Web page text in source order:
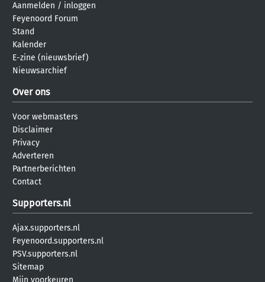
Aanmelden / inloggen
Feyenoord Forum
Stand
Kalender
E-zine (nieuwsbrief)
Nieuwsarchief
Over ons
Voor webmasters
Disclaimer
Privacy
Adverteren
Partnerberichten
Contact
Supporters.nl
Ajax.supporters.nl
Feyenoord.supporters.nl
PSV.supporters.nl
Sitemap
Mijn voorkeuren